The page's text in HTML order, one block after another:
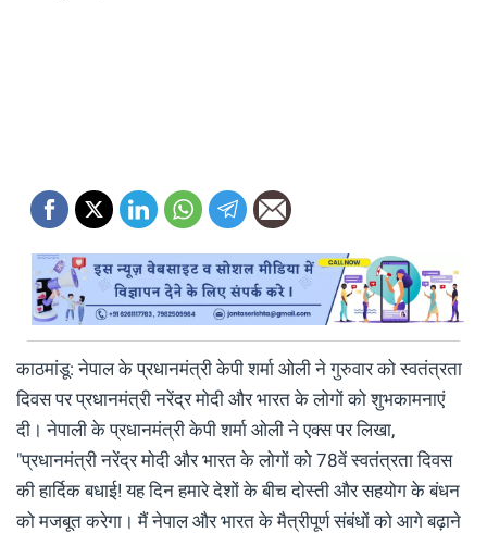
काठमांडू: नेपाल के प्रधानमंत्री केपी शर्मा ओली ने गुरुवार को स्वतंत्रता
दिवस पर प्रधानमंत्री नरेंद्र मोदी और भारत के लोगों को शुभकामनाएं
दी। नेपाली के प्रधानमंत्री केपी शर्मा ओली ने एक्स पर लिखा,
"प्रधानमंत्री नरेंद्र मोदी और भारत के लोगों को 78वें स्वतंत्रता दिवस
की हार्दिक बधाई! यह दिन हमारे देशों के बीच दोस्ती और सहयोग के बंधन
को मजबूत करेगा। मैं नेपाल और भारत के मैत्रीपूर्ण संबंधों को आगे बढ़ाने